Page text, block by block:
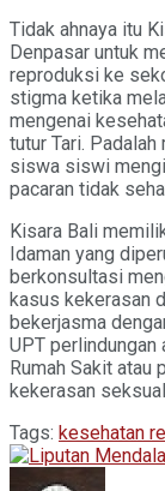
Tidak ahnaya itu
Denpasar untuk
reproduksi ke
stigma ketika
mengenai
tutur Tari.
siswa siswi
pacaran tidak
Kisara Bali
Idaman yang
berkonsultasi
kasus kekerasan
bekerjasma
UPT perlindungan
Rumah Sakit atau
kekerasan
Tags: kesehatan